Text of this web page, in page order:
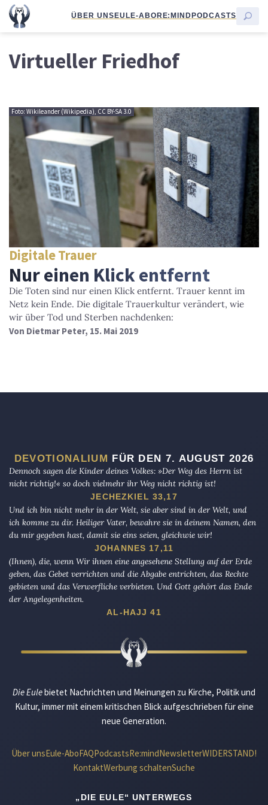
ÜBER UNSEULE-ABORE:MINDPODCASTS
Virtueller Friedhof
Foto: Wikileander (Wikipedia), CC BY-SA 3.0
Digitale Trauer
Nur einen Klick entfernt
Die Toten sind nur einen Klick entfernt. Trauer kennt im
Netz kein Ende. Die digitale Trauerkultur verändert, wie
wir über Tod und Sterben nachdenken:
Von Dietmar Peter, 15. Mai 2019
DEVOTIONALIUM FÜR DEN 7. AUGUST 2026
Dennoch sagen die Kinder deines Volkes: »Der Weg des Herrn ist
nicht richtig!« so doch vielmehr ihr Weg nicht richtig ist!
JECHEZKIEL 33,17
Und ich bin nicht mehr in der Welt, sie aber sind in der Welt, und
ich komme zu dir. Heiliger Vater, bewahre sie in deinem Namen, den
du mir gegeben hast, damit sie eins seien, gleichwie wir!
JOHANNES 17,11
(Ihnen), die, wenn Wir ihnen eine angesehene Stellung auf der Erde
geben, das Gebet verrichten und die Abgabe entrichten, das Rechte
gebieten und das Verwerfliche verbieten. Und Gott gehört das Ende
der Angelegenheiten.
AL-HAJJ 41
Die Eulebietet Nachrichten und Meinungen zu Kirche, Politik und
Kultur, immer mit einem kritischen Blick aufgeschrieben für eine
neue Generation.
Über unsEule-AboFAQPodcastsRe:mindNewsletterWIDERSTAND!
KontaktWerbung schaltenSuche
„DIE EULE“ UNTERWEGS